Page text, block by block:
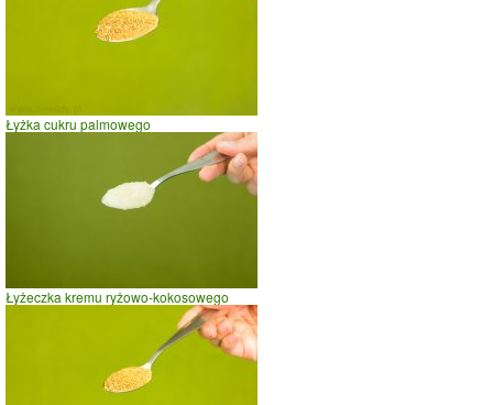
prowadzenie samochodu
Łyżka cukru palmowego
Łyżeczka kremu ryżowo-kokosowego